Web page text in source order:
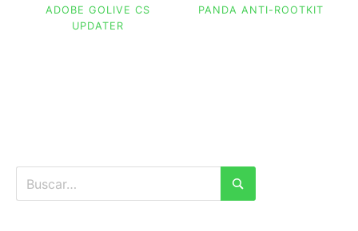
ADOBE GOLIVE CS
UPDATER
PANDA ANTI-ROOTKIT
Buscar:
Buscar